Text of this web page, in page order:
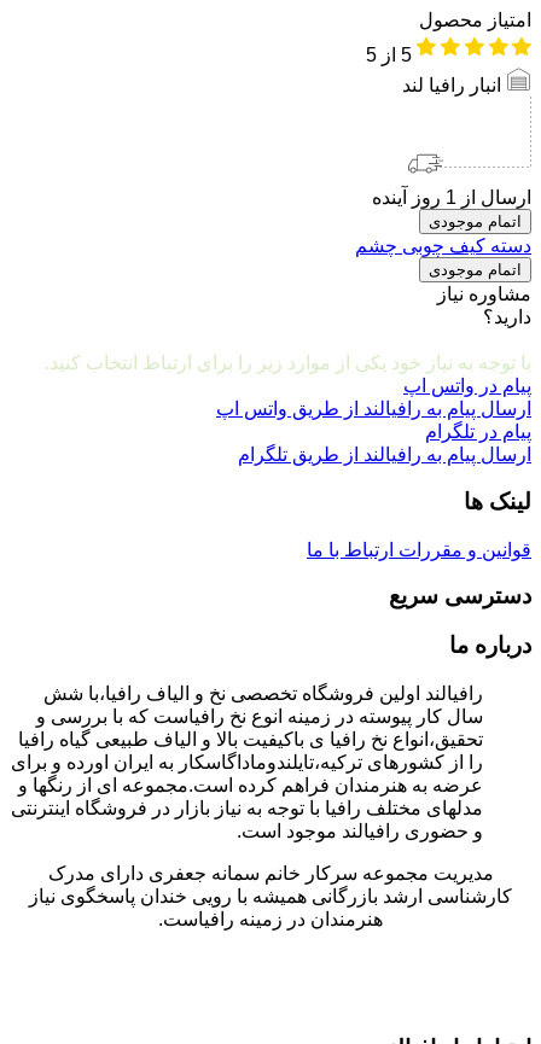
امتیاز محصول
5 از 5
انبار رافیا لند
ارسال از 1 روز آینده
اتمام موجودی
دسته کیف چوبی چشم
اتمام موجودی
مشاوره نیاز
دارید؟
با توجه به نیاز خود یکی از موارد زیر را برای ارتباط انتخاب کنید.
پیام در واتس اپ
ارسال پیام به رافیالند از طریق واتس اپ
پیام در تلگرام
ارسال پیام به رافیالند از طریق تلگرام
لینک ها
قوانین و مقررات ارتباط با ما
دسترسی سریع
درباره ما
رافیالند اولین فروشگاه تخصصی نخ و الیاف رافیا،با شش
سال کار پیوسته در زمینه انوع نخ رافیاست که با بررسی و
تحقیق،انواع نخ رافیا ی باکیفیت بالا و الیاف طبیعی گیاه رافیا
را از کشورهای ترکیه،تایلندوماداگاسکار به ایران اورده و برای
عرضه به هنرمندان فراهم کرده است.مجموعه ای از رنگها و
مدلهای مختلف رافیا با توجه به نیاز بازار در فروشگاه اینترنتی
و حضوری رافیالند موجود است.
مدیریت مجموعه سرکار خانم سمانه جعفری دارای مدرک
کارشناسی ارشد بازرگانی همیشه با رویی خندان پاسخگوی نیاز
هنرمندان در زمینه رافیاست.